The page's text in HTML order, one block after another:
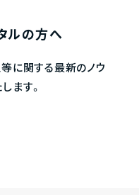
ルの方へ
に関する最新のノウ
ます。